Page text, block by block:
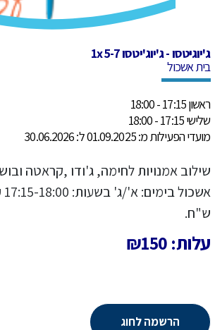
ג'יוגיטסו - ג'יוג'יטסו 5-7 1x
בית אשכול
ראשון 17:15 - 18:00
שלישי 17:15 - 18:00
מועדי הפעילות מ: 01.09.2025 ל: 30.06.2026
שילוב אמנויות לחימה, ג'ודו ,קראטה
ש"ח.
עלות: ₪150
הרשמה לחוג